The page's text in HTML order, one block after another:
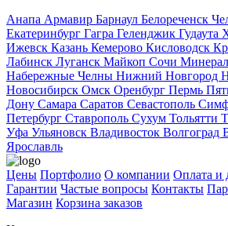
Анапа Армавир Барнаул Белореченск
Екатеринбург Гагра Геленджик Гудаута
Ижевск Казань Кемерово Кисловодск
Лабинск Луганск Майкоп Сочи
Набережные Челны Нижний Новгород
Новосибирск Омск Оренбург Пермь
Дону Самара Саратов Севастополь
Петербург Ставрополь Сухум Тольятти
Уфа Ульяновск Владивосток Волгоград
Ярославль
Цены Портфолио О компании Оплата и
Гарантии Частые вопросы Контакты
Магазин Корзина заказов